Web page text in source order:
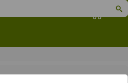
Koszyk